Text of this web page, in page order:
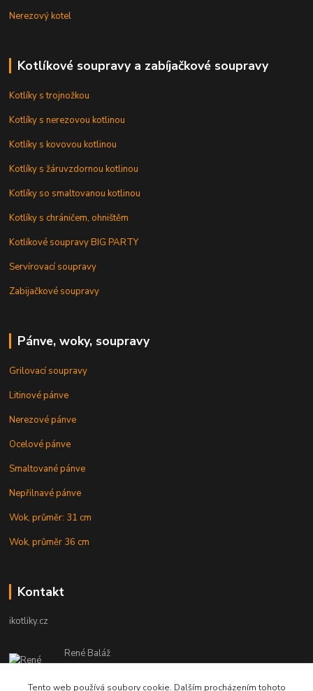
Nerezový kotel
Kotlíkové soupravy a zabíjačkové soupravy
Kotlíky s trojnožkou
Kotlíky s nerezovou kotlinou
Kotlíky s kovovou kotlinou
Kotlíky s žáruvzdornou kotlinou
Kotlíky so smaltovanou kotlinou
Kotlíky s chráničem, ohništěm
Kotlíkové soupravy BIG PARTY
Servírovací soupravy
Zabijačkové soupravy
Pánve, woky, soupravy
Grilovací soupravy
Litinové pánve
Nerezové pánve
Ocelové pánve
Smaltované pánve
Nepřilnavé pánve
Wok, průměr: 31 cm
Wok, průměr 36 cm
Kontakt
ikotliky.cz
René Baláž
Eshop: +421 902 212 007
od 8:00 - do 16:00 hod
Tento web používá soubory cookie. Dalším procházením tohoto